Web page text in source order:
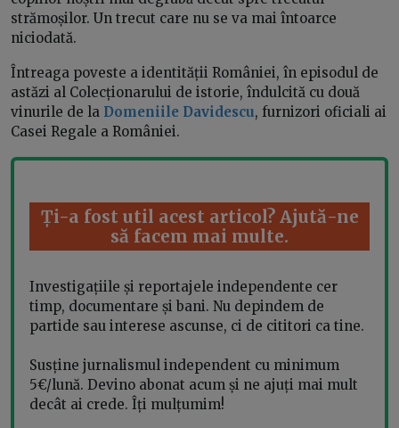
strămoșilor. Un trecut care nu se va mai întoarce
niciodată.
Întreaga poveste a identității României, în episodul de
astăzi al Colecționarului de istorie, îndulcită cu două
vinurile de la Domeniile Davidescu, furnizori oficiali ai
Casei Regale a României.
Ți-a fost util acest articol? Ajută-ne
să facem mai multe.
Investigațiile și reportajele independente cer
timp, documentare și bani. Nu depindem de
partide sau interese ascunse, ci de cititori ca tine.
Susține jurnalismul independent cu minimum
5€/lună. Devino abonat acum și ne ajuți mai mult
decât ai crede. Îți mulțumim!